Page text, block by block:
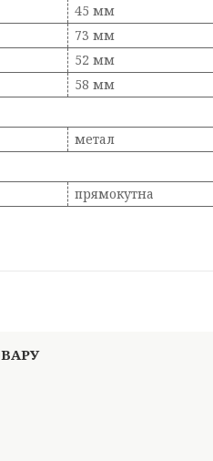
45 мм
73 мм
52 мм
58 мм
метал
прямокутна